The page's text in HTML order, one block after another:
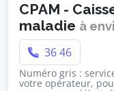
CPAM -
maladie à
36 46
Numéro gris :
votre opérateur,